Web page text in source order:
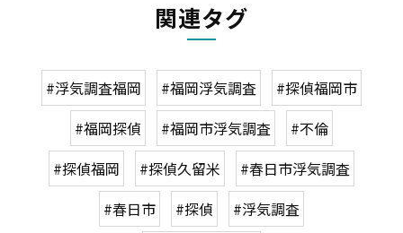
関連タグ
#浮気調査福岡 #福岡浮気調査
#探偵福岡市
#福岡探偵
#福岡市浮気調査
#不倫
#探偵福岡
#探偵久留米
#春日市浮気調査
#春日市
#探偵
#浮気調査